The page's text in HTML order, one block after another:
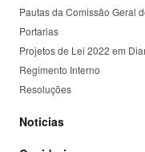
Pautas da Comissão Geral
Portarias
Projetos de Lei 2022 em
Regimento Interno
Resoluções
Noticias